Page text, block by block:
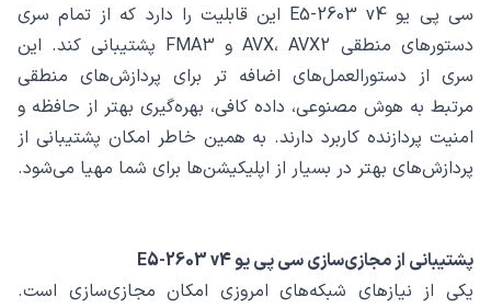
سی پی یو E5-2603 v4 این قابلیت را دارد که از تمام سری
دستورهای منطقی AVX، AVX2 و FMA3 پشتیبانی کند. این
سری از دستورالعمل‌های اضافه تر برای پردازش‌های منطقی
مرتبط به هوش مصنوعی، داده کافی، بهره‌گیری بهتر از حافظه و
امنیت پردازنده کاربرد دارند. به همین خاطر امکان پشتیبانی از
پردازش‌های بهتر در بسیار از اپلیکیشن‌ها برای شما مهیا می‌شود.
پشتیبانی از مجازی‌سازی سی پی یو E5-2603 v4
یکی از نیازهای شبکه‌های امروزی امکان مجازی‌سازی است.